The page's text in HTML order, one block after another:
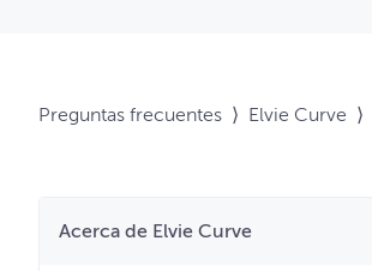
Preguntas frecuentes ⟩ Elvie Curve ⟩
Acerca de Elvie Curve